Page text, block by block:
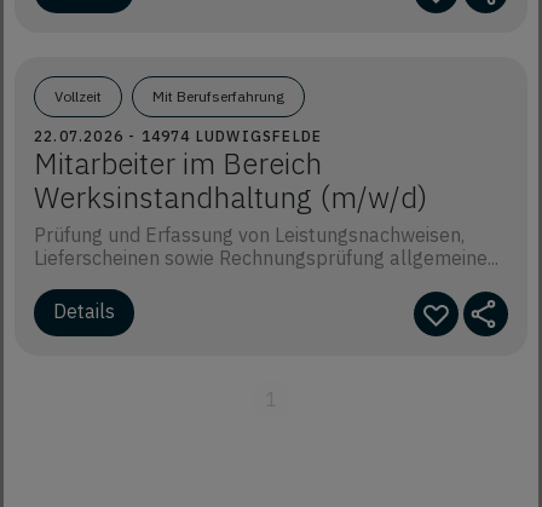
Vollzeit Mit Berufserfahrung
22.07.2026 - 14974 LUDWIGSFELDE
Mitarbeiter im Bereich
Werksinstandhaltung (m/w/d)
Prüfung und Erfassung von Leistungsnachweisen,
Lieferscheinen sowie Rechnungsprüfung allgemeine...
Details
1